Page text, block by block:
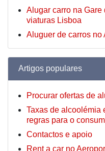
Alugar carro na
viaturas Lisboa
Aluguer de carros no
Artigos populares
Procurar ofertas de
Taxas de alcoolémia
regras para o
Contactos e apoio
Rent a car no